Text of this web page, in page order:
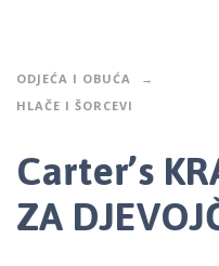
ODJEĆA I OBUĆA
HLAČE I ŠORCEVI
Carter’s
ZA